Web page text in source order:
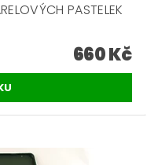
PASTELEK
660 Kč